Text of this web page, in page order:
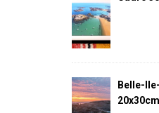
Belle-
20x30cm